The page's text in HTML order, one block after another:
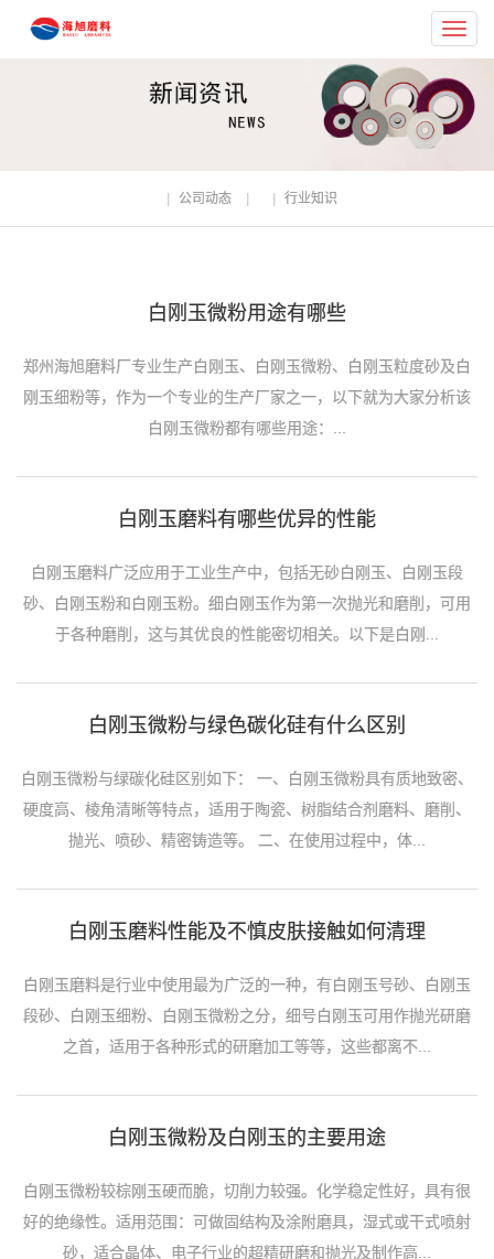
公司动态 行业知识
白刚玉微粉用途有哪些
郑州海旭磨料厂专业生产白刚玉、白刚玉微粉、白刚玉粒度砂及白
刚玉细粉等，作为一个专业的生产厂家之一，以下就为大家分析该
白刚玉微粉都有哪些用途：...
白刚玉磨料有哪些优异的性能
白刚玉磨料广泛应用于工业生产中，包括无砂白刚玉、白刚玉段
砂、白刚玉粉和白刚玉粉。细白刚玉作为第一次抛光和磨削，可用
于各种磨削，这与其优良的性能密切相关。以下是白刚...
白刚玉微粉与绿色碳化硅有什么区别
白刚玉微粉与绿碳化硅区别如下： 一、白刚玉微粉具有质地致密、
硬度高、棱角清晰等特点，适用于陶瓷、树脂结合剂磨料、磨削、
抛光、喷砂、精密铸造等。 二、在使用过程中，体...
白刚玉磨料性能及不慎皮肤接触如何清理
白刚玉磨料是行业中使用最为广泛的一种，有白刚玉号砂、白刚玉
段砂、白刚玉细粉、白刚玉微粉之分，细号白刚玉可用作抛光研磨
之首，适用于各种形式的研磨加工等等，这些都离不...
白刚玉微粉及白刚玉的主要用途
白刚玉微粉较棕刚玉硬而脆，切削力较强。化学稳定性好，具有很
好的绝缘性。适用范围：可做固结构及涂附磨具，湿式或干式喷射
砂，适合晶体、电子行业的超精研磨和抛光及制作高...